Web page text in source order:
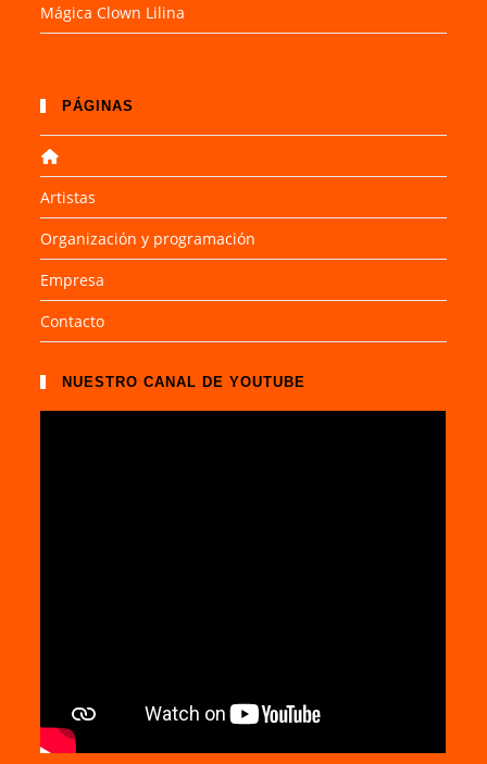
Mágica Clown Lilina
PÁGINAS
Artistas
Organización y programación
Empresa
Contacto
NUESTRO CANAL DE YOUTUBE